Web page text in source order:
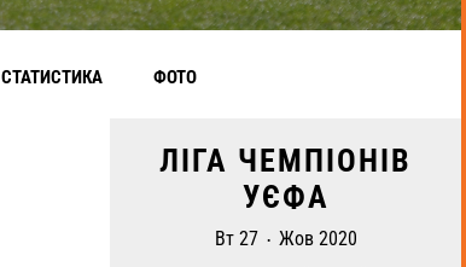
СТАТИСТИКА ФОТО
ЛІГА ЧЕМПІОНІВ
УЄФА
Вт 27 •
Жов 2020